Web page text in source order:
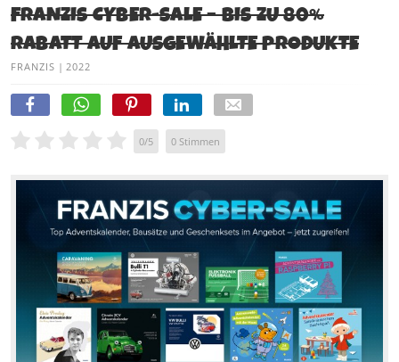
FRANZIS CYBER-SALE – BIS ZU 80%
RABATT AUF AUSGEWÄHLTE PRODUKTE
FRANZIS | 2022
0/5 0 Stimmen